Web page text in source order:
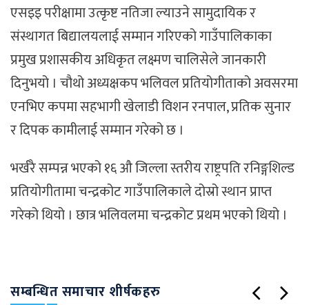
एसइइ परीक्षामा उत्कृष्ट नतिजा ल्याउने सामुदायिक र
संस्थागत बिद्यालयलाई सम्मान गरिएको गाउँपालिकाका
प्रमुख प्रशासकीय अधिकृत लक्ष्मण चालिसेले जानकारी
दिनुभयो । चौथो अध्यक्षकप भलिवल प्रतियोगीताको अवसरमा
एनभिए कपमा सहभागी खेलाडी विशन रनपाल, प्रतिक सुनार
र दिपक कामीलाई सम्मान गरेको छ ।
भर्खरै सम्पन्न भएको १६ औ जिल्ला स्तरीय राष्ट्रपति रनिङ्गशिल्ड
प्रतियोगीतामा चन्द्रकोट गाउँपालिकाले दोस्रो स्थान प्राप्त
गरेको थियो । छात्र भलिवलमा चन्द्रकोट प्रथम भएको थियो ।
सम्बन्धित समाचार शीर्षकहरु